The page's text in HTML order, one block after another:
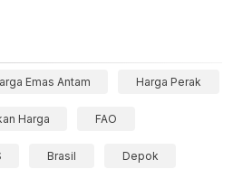
Emas Antam Harga Perak
Harga FAO
Brasil Depok